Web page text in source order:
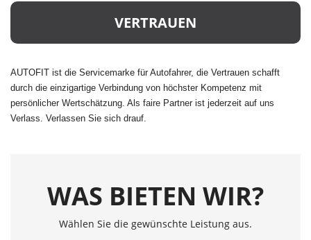
VERTRAUEN
AUTOFIT ist die Servicemarke für Autofahrer, die Vertrauen schafft
durch die einzigartige Verbindung von höchster Kompetenz mit
persönlicher Wertschätzung. Als faire Partner ist jederzeit auf uns
Verlass. Verlassen Sie sich drauf.
WAS BIETEN WIR?
Wählen Sie die gewünschte Leistung aus.